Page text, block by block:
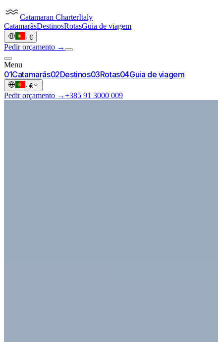
Catamaran CharterItaly
CatamarãsDestinosRotasGuia de viagem
· €
Pedir orçamento →
Menu
01Catamarãs02Destinos03Rotas04Guia de viagem
· €
Pedir orçamento →+385 91 3000 009